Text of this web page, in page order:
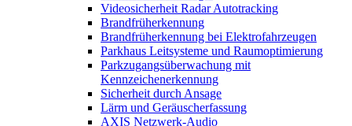
Videosicherheit Radar Autotracking​
Brandfrüherkennung
Brandfrüherkennung bei Elektrofahrzeugen
Parkhaus Leitsysteme und Raumoptimierung
Parkzugangsüberwachung mit
Kennzeichenerkennung
Sicherheit durch Ansage
Lärm und Geräuscherfassung
AXIS Netzwerk-Audio